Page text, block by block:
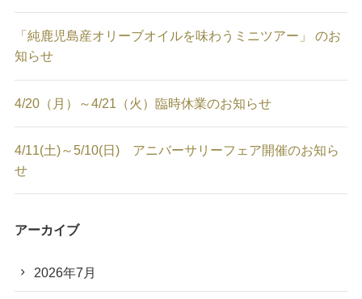
「純鹿児島産オリーブオイルを味わうミニツアー」 のお
知らせ
4/20（月）～4/21（火）臨時休業のお知らせ
4/11(土)～5/10(日) アニバーサリーフェア開催のお知ら
せ
アーカイブ
2026年7月